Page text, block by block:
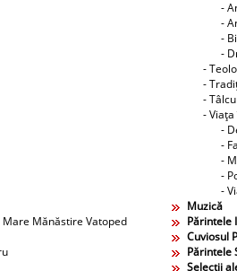
-
-
-
-
-
-
-
-
-
-
-
-
-
Mănăstire Vatoped
Muzică
Părintele
Cuviosul
Părintele
Selecţii